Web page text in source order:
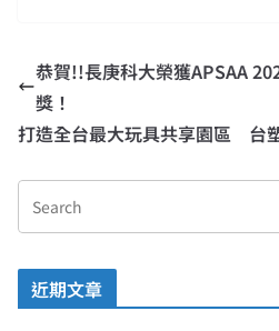
恭賀!!長庚科大榮獲APSAA
獎！
打造全台最大玩具共享園區 台
近期文章